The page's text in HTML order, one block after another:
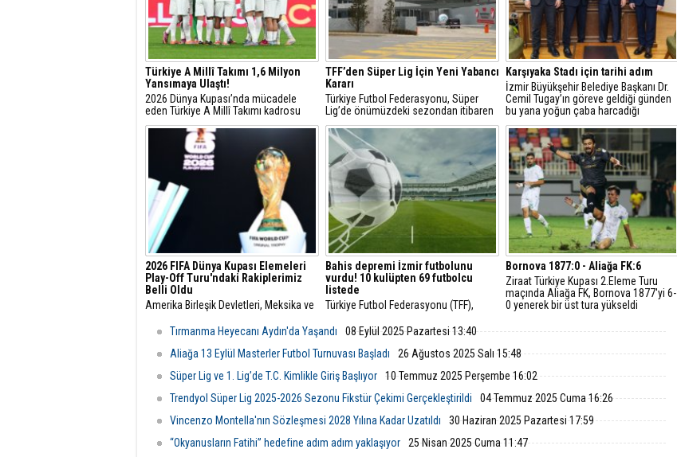
Türkiye A Millî Takımı 1,6 Milyon
Yansımaya Ulaştı!
2026 Dünya Kupası’nda mücadele
eden Türkiye A Millî Takımı kadrosu
toplam 1,6 milyon haber ve paylaşıma
konu oldu.
TFF’den Süper Lig İçin Yeni Yabancı
Kararı
Türkiye Futbol Federasyonu, Süper
Lig’de önümüzdeki sezondan itibaren
uygulanacak yeni futbolcu uygunluğu
statüsünü ilan etti.
Karşıyaka Stadı için tarihi adım
İzmir Büyükşehir Belediye Başkanı Dr.
Cemil Tugay’ın göreve geldiği günden
bu yana yoğun çaba harcadığı
Karşıyaka Stadı’nın yapımına ilişkin iş
birliği protokolü imzalandı.
2026 FIFA Dünya Kupası Elemeleri
Play-Off Turu'ndaki Rakiplerimiz
Belli Oldu
Amerika Birleşik Devletleri, Meksika ve
yapacağı 2026 FIFA Dünya Kupası'na
Avrupa'dan katılacak son takımların
belli olacağı Avrupa Elemeleri Play-Off
Bahis depremi İzmir futbolunu
vurdu! 10 kulüpten 69 futbolcu
listede
Türkiye Futbol Federasyonu (TFF),
iddialarına ilişkin yürütülen
incelemenin ardından disiplin
soruşturması başlatılan isimleri
Bornova 1877:0 - Aliağa FK:6
Ziraat Türkiye Kupası 2.Eleme Turu
maçında Aliağa FK, Bornova 1877'yi 6-
0 yenerek bir üst tura yükseldi
Tırmanma Heyecanı Aydın'da Yaşandı
08 Eylül 2025 Pazartesi 13:40
Aliağa 13 Eylül Masterler Futbol Turnuvası Başladı
26 Ağustos 2025 Salı 15:48
Süper Lig ve 1. Lig’de T.C. Kimlikle Giriş Başlıyor
10 Temmuz 2025 Perşembe 16:02
Trendyol Süper Lig 2025-2026 Sezonu Fikstür Çekimi Gerçekleştirildi
04 Temmuz 2025 Cuma 16:26
Vincenzo Montella'nın Sözleşmesi 2028 Yılına Kadar Uzatıldı
30 Haziran 2025 Pazartesi 17:59
“Okyanusların Fatihi” hedefine adım adım yaklaşıyor
25 Nisan 2025 Cuma 11:47